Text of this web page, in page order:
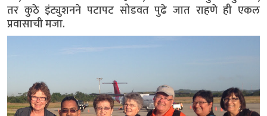
तर कुठे इंट्युशनने पटापट सोडवत पुढे जात राहणे ही एकल
प्रवासाची मजा.